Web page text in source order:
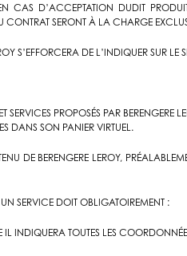
CAS D’ACCEPTATION DUDIT
SERONT À LA CHARGE
S’EFFORCERA DE L’INDIQUER SUR
PROPOSÉS PAR BERENGERE
DANS SON PANIER VIRTUEL.
DE BERENGERE LEROY,
SERVICE DOIT OBLIGATOIREMENT :
IL INDIQUERA TOUTES LES